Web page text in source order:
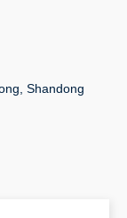
Shandong